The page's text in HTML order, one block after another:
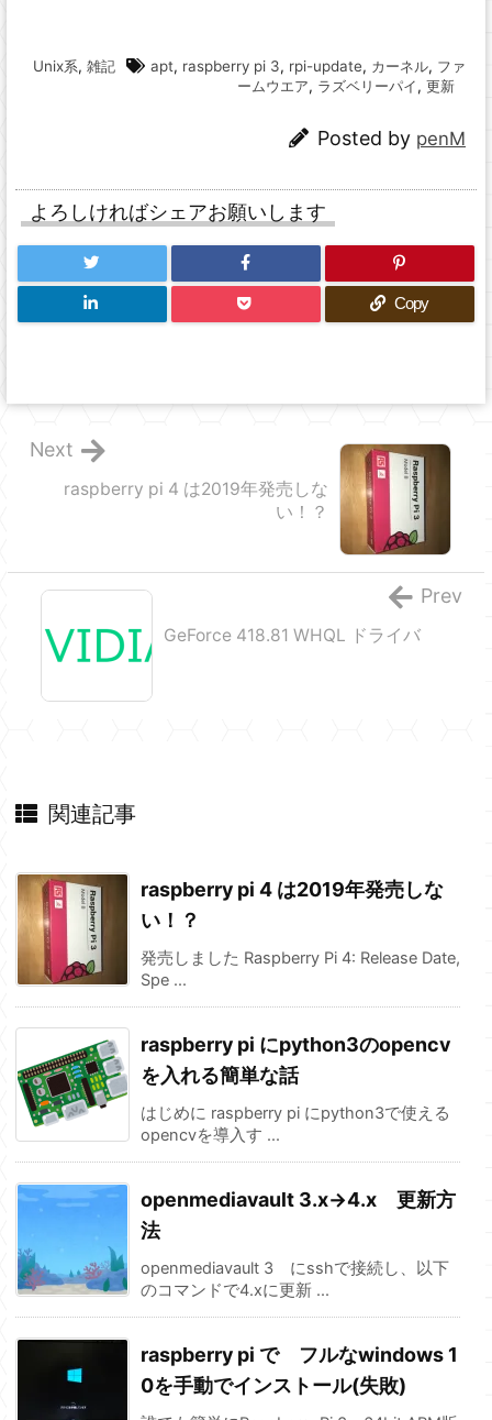
Unix系, 雑記 apt, raspberry pi 3, rpi-update, カーネル, ファ
ームウエア, ラズベリーパイ, 更新
Posted by penM
よろしければシェアお願いします
Copy
raspberry pi 4 は2019年発売しな
い！？
Next
GeForce 418.81 WHQL ドライバ
Prev
関連記事
raspberry pi 4 は2019年発売しな
い！？
発売しました Raspberry Pi 4: Release Date,
Spe ...
raspberry pi にpython3のopencv
を入れる簡単な話
はじめに raspberry pi にpython3で使える
opencvを導入す ...
openmediavault 3.x→4.x 更新方
法
openmediavault 3 にsshで接続し、以下
のコマンドで4.xに更新 ...
raspberry pi で フルなwindows 1
0を手動でインストール(失敗)